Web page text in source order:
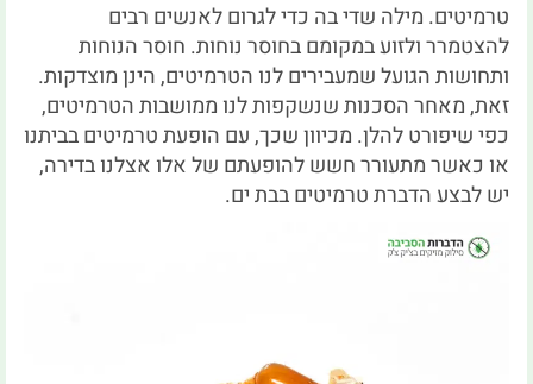
טרמיטים. מילה שדי בה כדי לגרום לאנשים רבים
להצטמרר ולזוע במקומם בחוסר נוחות. חוסר הנוחות
ותחושות הגועל שמעבירים לנו הטרמיטים, הינן מוצדקות.
זאת, מאחר הסכנות שנשקפות לנו ממושבות הטרמיטים,
כפי שיפורט להלן. מכיוון שכך, עם הופעת טרמיטים בביתנו
או כאשר מתעורר חשש להופעתם של אלו אצלנו בדירה,
יש לבצע הדברת טרמיטים בבת ים.